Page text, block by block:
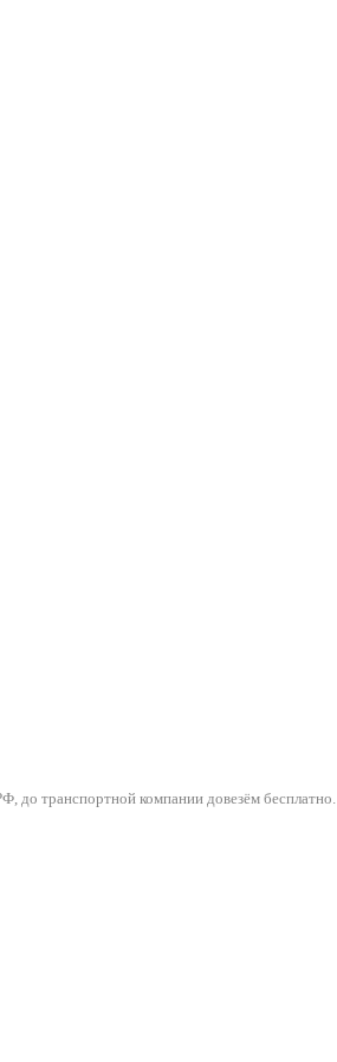
до транспортной компании довезём бесплатно.